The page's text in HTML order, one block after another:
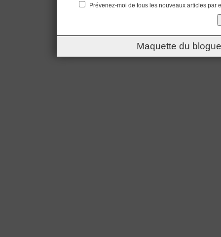
Prévenez-moi de tous les nouveaux articles par
Maquette du